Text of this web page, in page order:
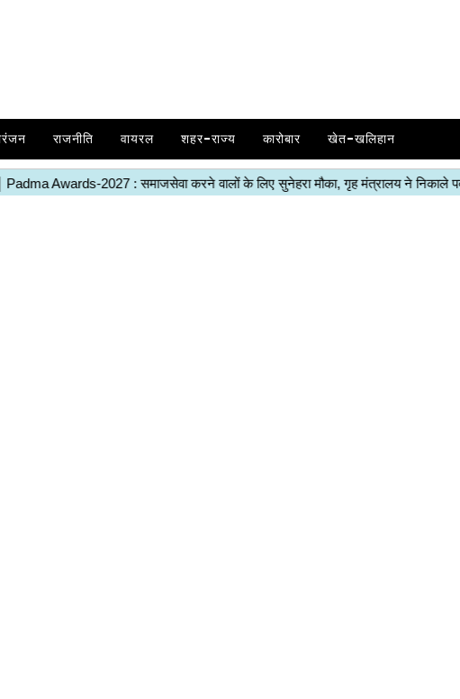
राजनीति वायरल शहर-राज्य कारोबार खेत-खलिहान